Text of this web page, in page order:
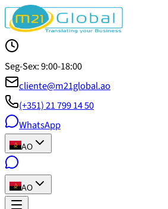
Seg-Sex: 9:00-18:00
cliente@m21global.ao
(+351) 21 799 14 50
WhatsApp
AO
AO